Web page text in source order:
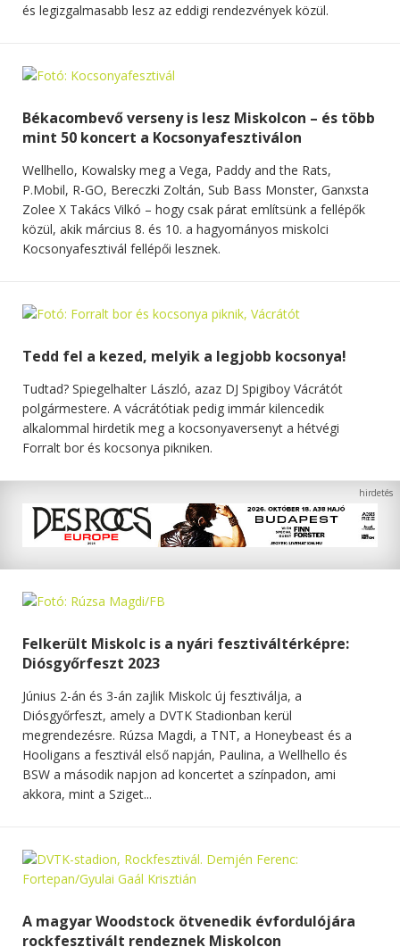
és legizgalmasabb lesz az eddigi rendezvények közül.
Békacombevő verseny is lesz Miskolcon – és több
mint 50 koncert a Kocsonyafesztiválon
Wellhello, Kowalsky meg a Vega, Paddy and the Rats,
P.Mobil, R-GO, Bereczki Zoltán, Sub Bass Monster, Ganxsta
Zolee X Takács Vilkó – hogy csak párat említsünk a fellépők
közül, akik március 8. és 10. a hagyományos miskolci
Kocsonyafesztivál fellépői lesznek.
Tedd fel a kezed, melyik a legjobb kocsonya!
Tudtad? Spiegelhalter László, azaz DJ Spigiboy Vácrátót
polgármestere. A vácrátótiak pedig immár kilencedik
alkalommal hirdetik meg a kocsonyaversenyt a hétvégi
Forralt bor és kocsonya pikniken.
Felkerült Miskolc is a nyári fesztiváltérképre:
Diósgyőrfeszt 2023
Június 2-án és 3-án zajlik Miskolc új fesztiválja, a
Diósgyőrfeszt, amely a DVTK Stadionban kerül
megrendezésre. Rúzsa Magdi, a TNT, a Honeybeast és a
Hooligans a fesztivál első napján, Paulina, a Wellhello és
BSW a második napjon ad koncertet a színpadon, ami
akkora, mint a Sziget...
A magyar Woodstock ötvenedik évfordulójára
rockfesztivált rendeznek Miskolcon